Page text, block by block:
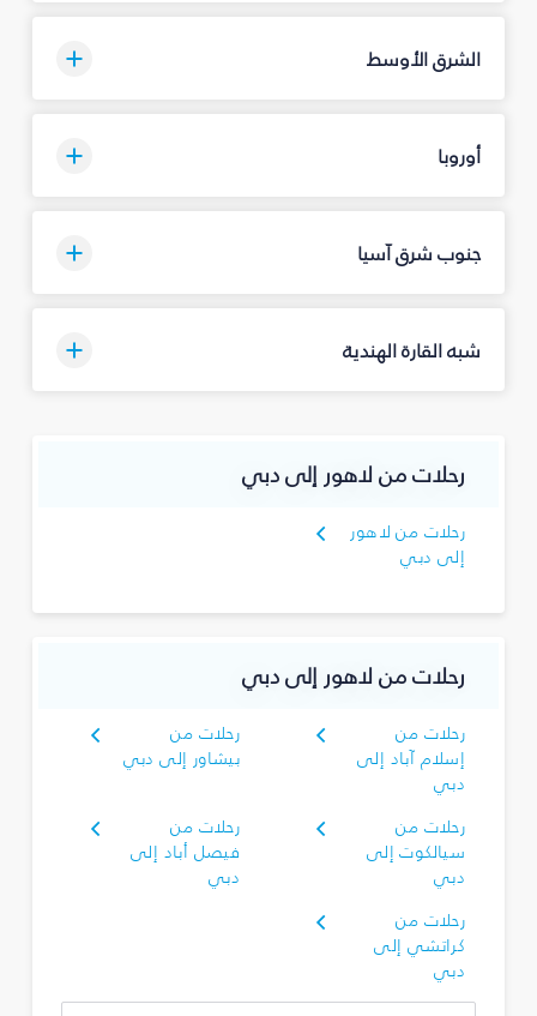
الشرق الأوسط
أوروبا
جنوب شرق آسيا
شبه القارة الهندية
رحلات من لاهور إلى دبي
رحلات من لاهور
إلى دبي
رحلات من لاهور إلى دبي
رحلات من
إسلام آباد إلى
دبي
رحلات من
بيشاور إلى دبي
رحلات من
سيالكوت إلى
دبي
رحلات من
فيصل أباد إلى
دبي
رحلات من
كراتشي إلى
دبي